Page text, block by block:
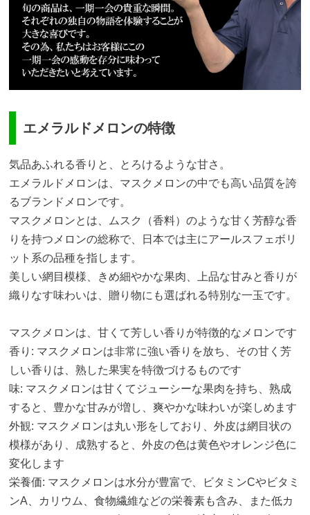
エメラルドメロンの特徴
気品あふれる香りと、とろけるような甘さ。
エメラルドメロンは、マスクメロンの中でも高い品質を誇
るブランドメロンです。
マスクメロンとは、ムスク（香料）のような甘く芳醇な香
りを持つメロンの総称で、日本では主にアールスフェボリ
ット系の品種を指します。
美しい網目模様、きめ細やかな果肉、上品な甘みと香りが
織りなす味わいは、贈り物にも選ばれる特別な一玉です。
マスクメロンは、甘くて芳しい香りが特徴的なメロンです
香り: マスクメロンは非常に強い香りを放ち、その甘く芳
しい香りは、熟した果実を特徴づけるものです
味: マスクメロンは甘くてジューシーな果肉を持ち、熟成
すると、豊かな甘みが増し、爽やかな味わいが楽しめます
外観: マスクメロンは丸い形をしており、外皮は網目状の
模様があり、成熟すると、外皮の色は黄色やオレンジ色に
変化します
栄養価: マスクメロンは水分が豊富で、ビタミンCやビタミ
ンA、カリウム、食物繊維などの栄養素も含み、また低カ